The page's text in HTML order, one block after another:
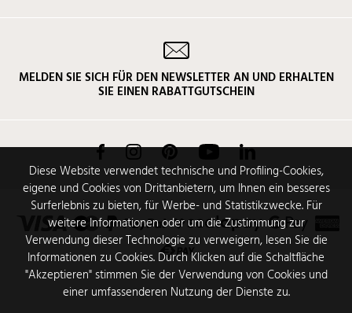
Diese Website verwendet technische und Profiling-Cookies,
eigene und Cookies von Drittanbietern, um Ihnen ein besseres
Surferlebnis zu bieten, für Werbe- und Statistikzwecke. Für
weitere Informationen oder um die Zustimmung zur
Verwendung dieser Technologie zu verweigern, lesen Sie die
Informationen zu Cookies. Durch Klicken auf die Schaltfläche
"Akzeptieren" stimmen Sie der Verwendung von Cookies und
einer umfassenderen Nutzung der Dienste zu.
MELDEN SIE SICH FÜR DEN NEWSLETTER AN UND ERHALTEN
SIE EINEN RABATTGUTSCHEIN
FacebookInstagramPinterest YouTubeLinkedIn